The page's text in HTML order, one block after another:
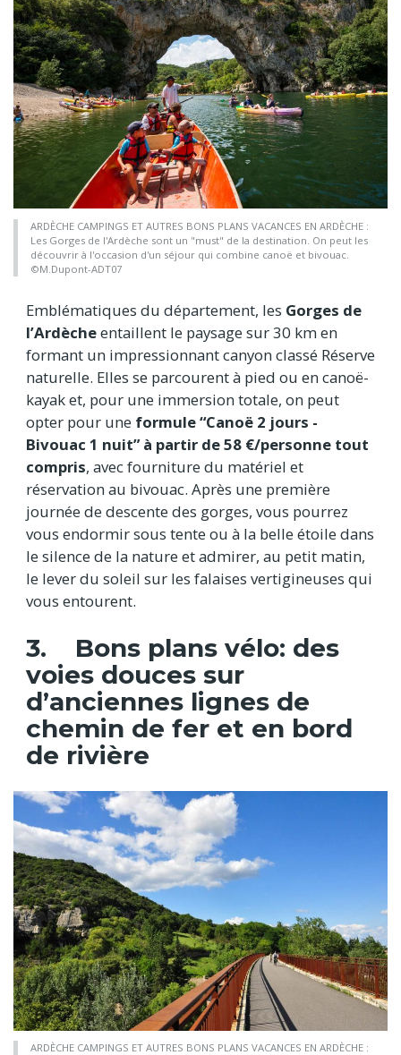
ARDÈCHE CAMPINGS ET AUTRES BONS PLANS VACANCES EN ARDÈCHE :
Les Gorges de l'Ardèche sont un "must" de la destination. On peut les
découvrir à l'occasion d'un séjour qui combine canoë et bivouac.
©M.Dupont-ADT07
Emblématiques du département, les Gorges de
l’Ardècheentaillent le paysage sur 30 km en
formant un impressionnant canyon classé Réserve
naturelle. Elles se parcourent à pied ou en canoë-
kayak et, pour une immersion totale, on peut
opter pour une formule “Canoë 2 jours -
Bivouac 1 nuit” à partir de 58 €/personne tout
compris, avec fourniture du matériel et
réservation au bivouac. Après une première
journée de descente des gorges, vous pourrez
vous endormir sous tente ou à la belle étoile dans
le silence de la nature et admirer, au petit matin,
le lever du soleil sur les falaises vertigineuses qui
vous entourent.
3. Bons plans vélo: des
voies douces sur
d’anciennes lignes de
chemin de fer et en bord
de rivière
ARDÈCHE CAMPINGS ET AUTRES BONS PLANS VACANCES EN ARDÈCHE :